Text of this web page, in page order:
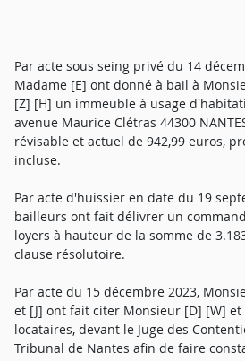
Par acte sous seing privé du 14
Madame [E] ont donné à bail à
[Z] [H] un immeuble à usage
avenue Maurice Clétras 44300
révisable et actuel de 942,99 euros,
incluse.
Par acte d'huissier en date du 19
bailleurs ont fait délivrer un
loyers à hauteur de la somme de
clause résolutoire.
Par acte du 15 décembre 2023,
et [J] ont fait citer Monsieur [D] [W] et
locataires, devant le Juge des
Tribunal de Nantes afin de faire